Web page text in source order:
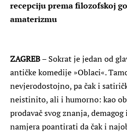
recepciju prema filozofskoj
amaterizmu
ZAGREB– Sokrat je jedan od
antičke komedije »Oblaci«.
nevjerodostojno, pa čak i
neistinito, ali i humorno: kao
prodavač svog znanja,
namjera poantirati da čak i